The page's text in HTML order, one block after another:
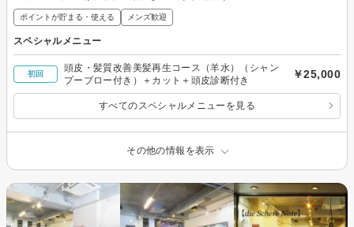
ポイントが貯まる・使える メンズ歓迎
スペシャルメニュー
初回
頭皮・髪質改善美髪再生コース（羊水）（シャン
プーブロー付き）＋カット＋頭皮診断付き
￥25,000
すべてのスペシャルメニューを見る
その他の情報を表示